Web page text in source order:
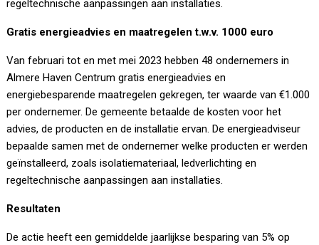
regeltechnische aanpassingen aan installaties.
Gratis energieadvies en maatregelen t.w.v. 1000 euro
Van februari tot en met mei 2023 hebben 48 ondernemers in
Almere Haven Centrum gratis energieadvies en
energiebesparende maatregelen gekregen, ter waarde van €1.000
per ondernemer. De gemeente betaalde de kosten voor het
advies, de producten en de installatie ervan. De energieadviseur
bepaalde samen met de ondernemer welke producten er werden
geïnstalleerd, zoals isolatiemateriaal, ledverlichting en
regeltechnische aanpassingen aan installaties.
Resultaten
De actie heeft een gemiddelde jaarlijkse besparing van 5% op